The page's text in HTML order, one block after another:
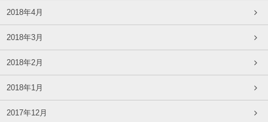
2018年4月
2018年3月
2018年2月
2018年1月
2017年12月